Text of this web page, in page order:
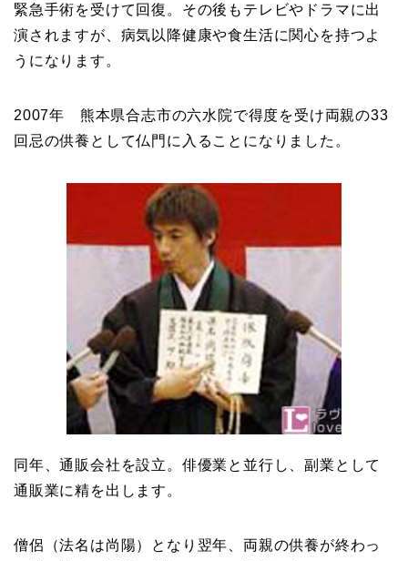
緊急手術を受けて回復。その後もテレビやドラマに出
演されますが、病気以降健康や食生活に関心を持つよ
うになります。
2007年 熊本県合志市の六水院で得度を受け両親の33
回忌の供養として仏門に入ることになりました。
同年、通販会社を設立。俳優業と並行し、副業として
通販業に精を出します。
僧侶（法名は尚陽）となり翌年、両親の供養が終わっ